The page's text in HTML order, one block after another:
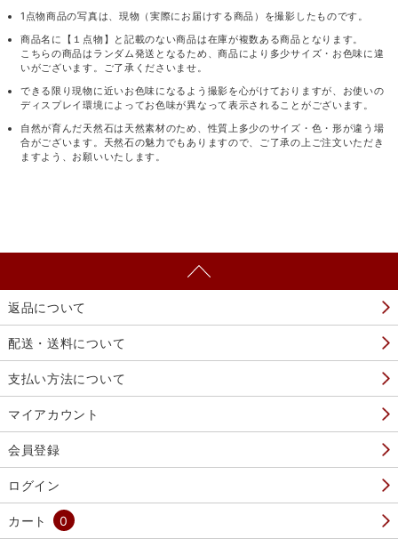
1点物商品の写真は、現物（実際にお届けする商品）を撮影したものです。
商品名に【１点物】と記載のない商品は在庫が複数ある商品となります。
こちらの商品はランダム発送となるため、商品により多少サイズ・お色味に違
いがございます。ご了承くださいませ。
できる限り現物に近いお色味になるよう撮影を心がけておりますが、お使いの
ディスプレイ環境によってお色味が異なって表示されることがございます。
自然が育んだ天然石は天然素材のため、性質上多少のサイズ・色・形が違う場
合がございます。天然石の魅力でもありますので、ご了承の上ご注文いただき
ますよう、お願いいたします。
返品について
配送・送料について
支払い方法について
マイアカウント
会員登録
ログイン
カート 0